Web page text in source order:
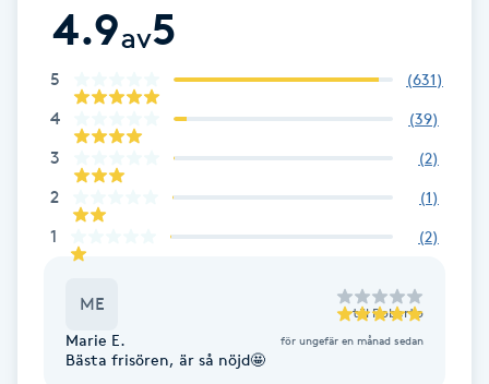
Brynplockning
Bröllopsuppsättning
Coachning
4.9av5
5 (631)
4 (39)
3 (2)
2 (1)
1 (2)
ME till Roberto
Marie E. för ungefär en månad sedan
Bästa frisören, är så nöjd🤩